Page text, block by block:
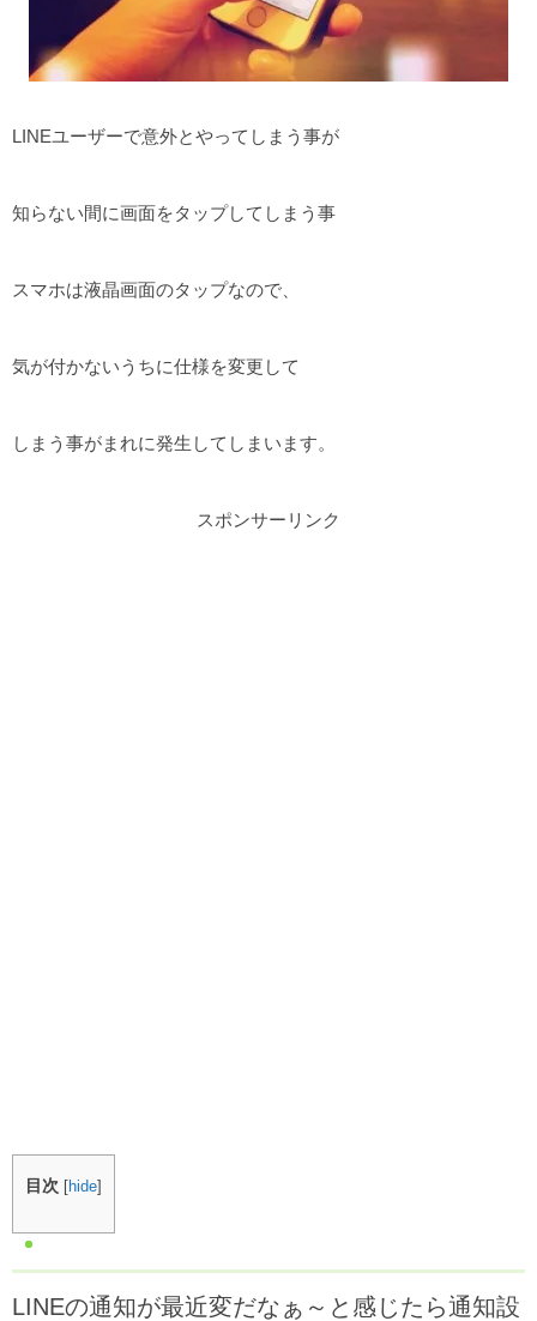
LINEユーザーで意外とやってしまう事が
知らない間に画面をタップしてしまう事
スマホは液晶画面のタップなので、
気が付かないうちに仕様を変更して
しまう事がまれに発生してしまいます。
スポンサーリンク
目次 [hide]
LINEの通知が最近変だなぁ～と感じたら通知設